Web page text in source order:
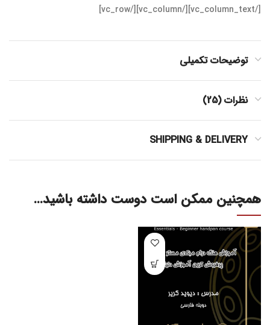
[/vc_column_text][/vc_column][/vc_row]
توضیحات تکمیلی
نظرات (25)
SHIPPING & DELIVERY
همچنین ممکن است دوست داشته باشید…